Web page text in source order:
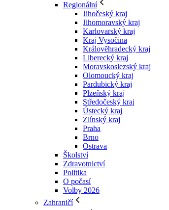
Regionální
Jihočeský kraj
Jihomoravský kraj
Karlovarský kraj
Kraj Vysočina
Králověhradecký kraj
Liberecký kraj
Moravskoslezský kraj
Olomoucký kraj
Pardubický kraj
Plzeňský kraj
Středočeský kraj
Ústecký kraj
Zlínský kraj
Praha
Brno
Ostrava
Školství
Zdravotnictví
Politika
O počasí
Volby 2026
Zahraničí